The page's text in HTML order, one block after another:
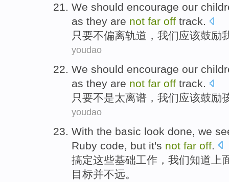
We should encourage our
as they are not far off track.
只要不偏离轨道， 我们应该鼓励
youdao
We should encourage our
as they are not far off track.
只要不是太离谱， 我们应该鼓励
youdao
With the basic look done we
Ruby code but it's not far off
搞定这些基础工作 ， 我们知道 上
目标并不远 。